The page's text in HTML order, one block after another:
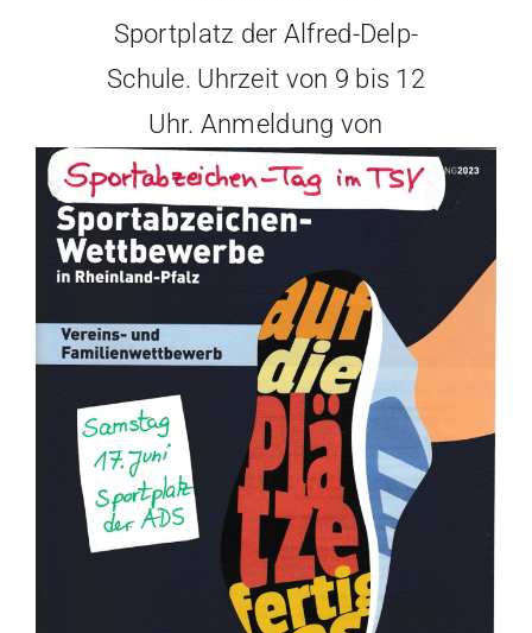
Sportplatz der Alfred-Delp-
Schule. Uhrzeit von 9 bis 12
Uhr. Anmeldung von